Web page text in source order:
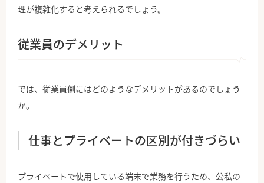
理が複雑化すると考えられるでしょう。
従業員のデメリット
では、従業員側にはどのようなデメリットがあるのでしょう
か。
仕事とプライベートの区別が付きづらい
プライベートで使用している端末で業務を行うため、公私の